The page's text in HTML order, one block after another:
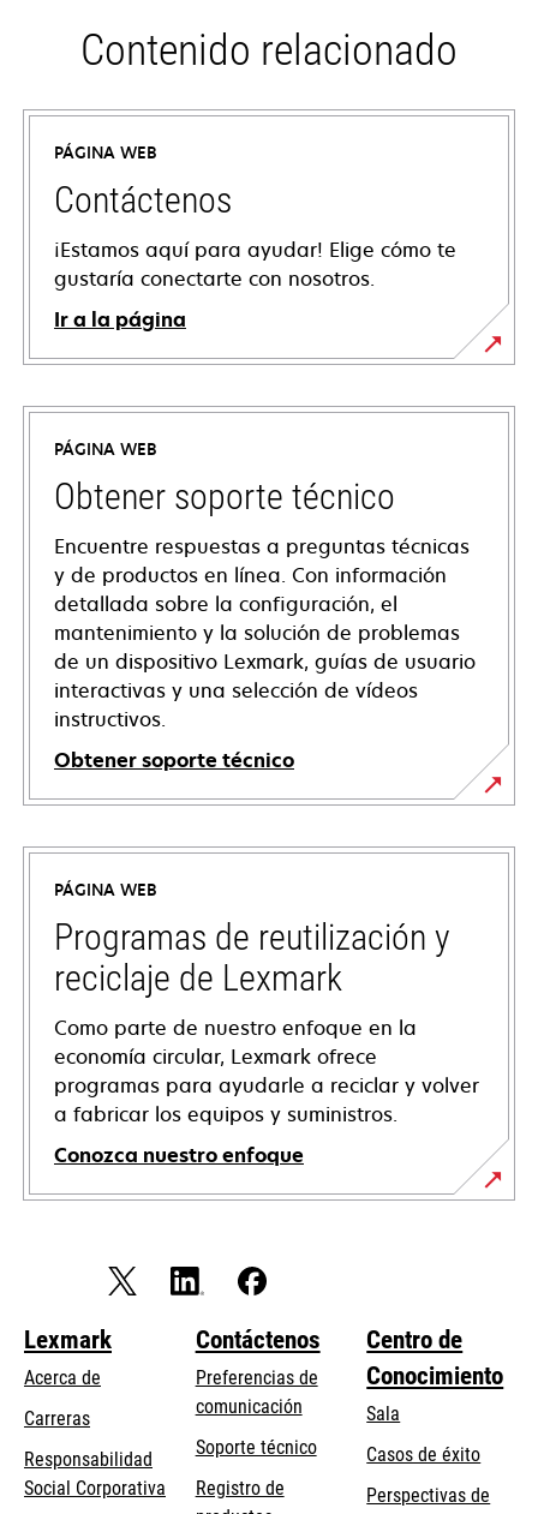
Contenido relacionado
PÁGINA WEB
Contáctenos
¡Estamos aquí para ayudar! Elige cómo te
gustaría conectarte con nosotros.
Ir a la página
PÁGINA WEB
Obtener soporte técnico
Encuentre respuestas a preguntas técnicas
y de productos en línea. Con información
detallada sobre la configuración, el
mantenimiento y la solución de problemas
de un dispositivo Lexmark, guías de usuario
interactivas y una selección de vídeos
instructivos.
Obtener soporte técnico
se
abre
una
pestaña
nueva
PÁGINA WEB
Programas de reutilización y
reciclaje de Lexmark
Como parte de nuestro enfoque en la
economía circular, Lexmark ofrece
programas para ayudarle a reciclar y volver
a fabricar los equipos y suministros.
Conozca nuestro enfoque
Lexmark
Acerca de
Carreras
Responsabilidad
Social Corporativa
Contáctenos
Preferencias de
comunicación
Soporte técnicose
Registro de
Centro de
Conocimiento
Sala
Casos de éxito
Perspectivas de